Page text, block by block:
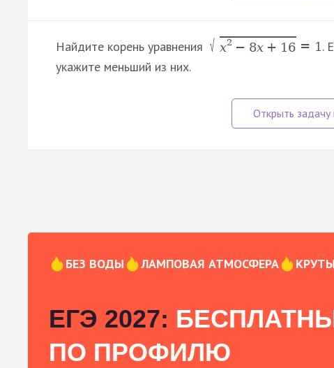
Найдите корень уравнения √ x2 − 8x + 16 = 1 .
укажите меньший из них.
БЕЗ ВОДЫ ЛАМПОВАЯ АТМОСФЕРА
ЕГЭ 2027:
ПО ПРОФИЛЮ